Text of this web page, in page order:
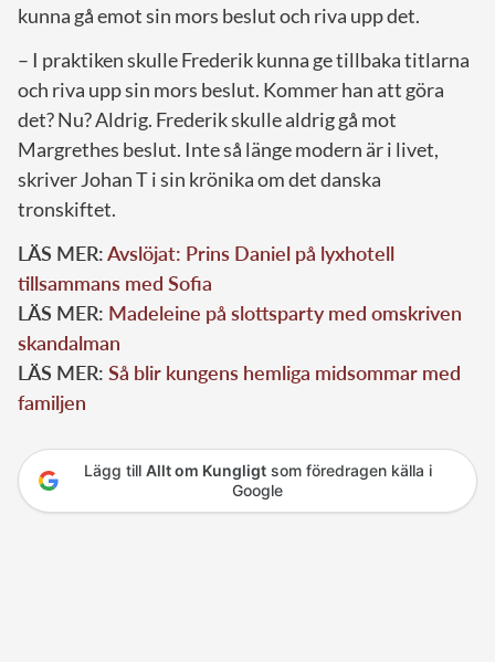
kunna gå emot sin mors beslut och riva upp det.
– I praktiken skulle Frederik kunna ge tillbaka titlarna
och riva upp sin mors beslut. Kommer han att göra
det? Nu? Aldrig. Frederik skulle aldrig gå mot
Margrethes beslut. Inte så länge modern är i livet,
skriver Johan T i sin krönika om det danska
tronskiftet.
LÄS MER:Avslöjat: Prins Daniel på lyxhotell
tillsammans med Sofia
LÄS MER: Madeleine på slottsparty med omskriven
skandalman
LÄS MER: Så blir kungens hemliga midsommar med
familjen
Lägg till Allt om Kungligtsom föredragen källa i
Google